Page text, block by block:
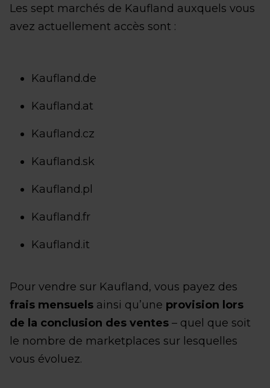
Les sept marchés de Kaufland auxquels vous
avez actuellement accès sont :
Kaufland.de
Kaufland.at
Kaufland.cz
Kaufland.sk
Kaufland.pl
Kaufland.fr
Kaufland.it
Pour vendre sur Kaufland, vous payez des
frais mensuels ainsi qu’une provision lors
de la conclusion des ventes – quel que soit
le nombre de marketplaces sur lesquelles
vous évoluez.